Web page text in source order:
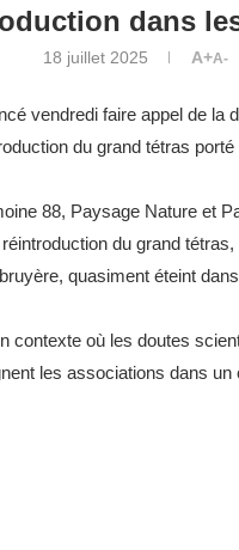
dans
18 juillet 2025 A+A-
vendredi faire appel de la
du grand tétras
88, Paysage Nature et
du grand
quasiment éteint
contexte où les doutes
les associations dans un